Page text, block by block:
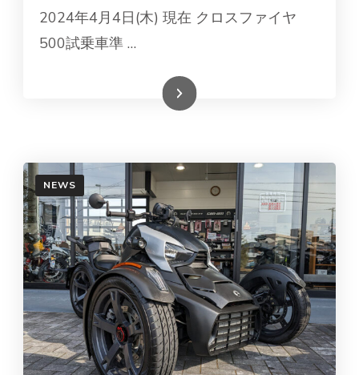
2024年4月4日(木) 現在 クロスファイヤ
500試乗車準 …
続きを読む
NEWS